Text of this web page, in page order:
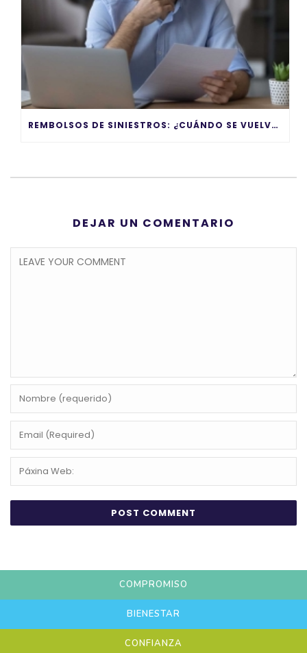
REMBOLSOS DE SINIESTROS: ¿CUÁNDO SE VUELVEN UN PROBLEMA?
DEJAR UN COMENTARIO
COMPROMISO
BIENESTAR
CONFIANZA